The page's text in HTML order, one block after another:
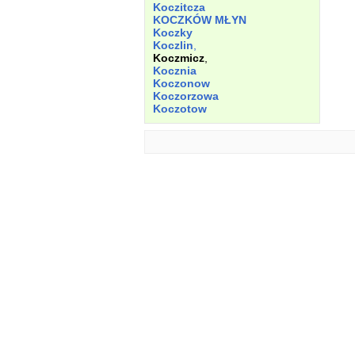
Koczitcza
KOCZKÓW MŁYN
Koczky
Koczlin
Koczmicz
Kocznia
Koczonow
Koczorzowa
Koczotow